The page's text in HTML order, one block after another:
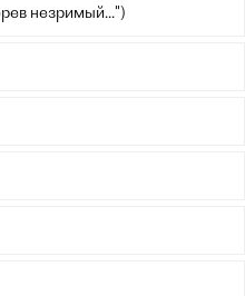
незримый...")